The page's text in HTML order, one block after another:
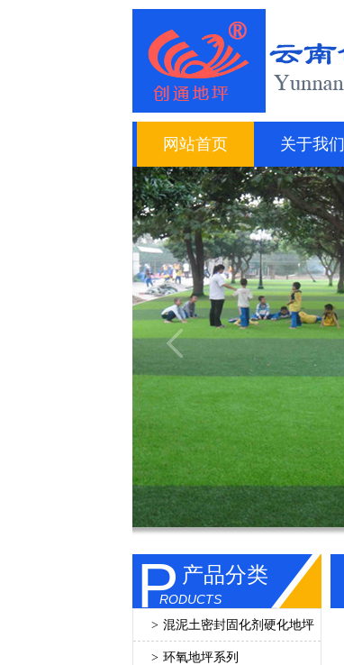
网站首页 关于我们
P产品分类
RODUCTS
> 混泥土密封固化剂硬化地坪
> 环氧地坪系列